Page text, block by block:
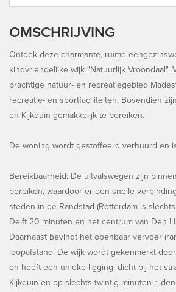
OMSCHRIJVING
Ontdek deze charmante, ruime
kindvriendelijke wijk "Natuurlijk Vroondaal".
prachtige natuur- en recreatiegebied
recreatie- en sportfaciliteiten. Bovendien
en Kijkduin gemakkelijk te bereiken.
De woning wordt gestoffeerd verhuurd en
Bereikbaarheid: De uitvalswegen zijn
bereiken, waardoor er een snelle
steden in de Randstad (Rotterdam is
Delft 20 minuten en het centrum van Den
Daarnaast bevindt het openbaar vervoer
loopafstand. De wijk wordt gekenmerkt
en heeft een unieke ligging: dicht bij het
Kijkduin en op slechts twintig minuten